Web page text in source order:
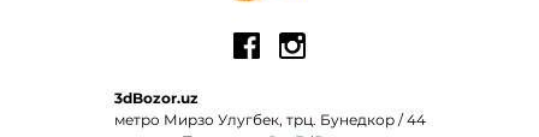
3dBozor.uz
метро Мирзо Улугбек, трц. Бунедкор / 44